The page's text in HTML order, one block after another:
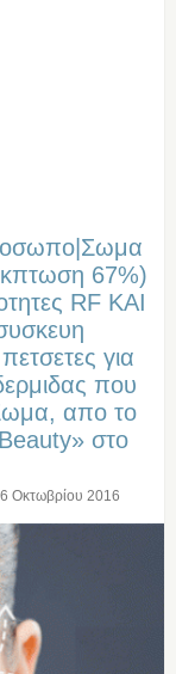
67%)
RF ΚΑΙ
για
που
απο το
στο
6 Οκτωβρίου 2016